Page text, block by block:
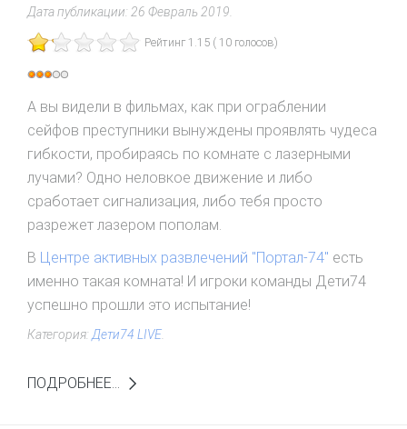
Дата публикации: 26 Февраль 2019.
Рейтинг 1.15 ( 10 голосов)
Рейтинг:
3
А вы видели в фильмах, как при ограблении
сейфов преступники вынуждены проявлять чудеса
гибкости, пробираясь по комнате с лазерными
лучами? Одно неловкое движение и либо
сработает сигнализация, либо тебя просто
разрежет лазером пополам.
В Центре активных развлечений "Портал-74" есть
именно такая комната! И игроки команды Дети74
успешно прошли это испытание!
Категория: Дети74 LIVE
ПОДРОБНЕЕ...